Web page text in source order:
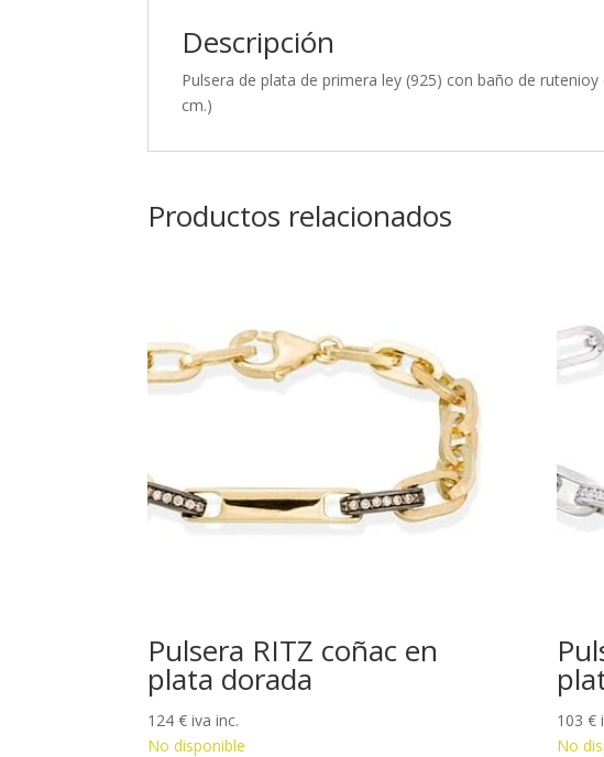
Descripción
Pulsera de plata de primera ley (925) con baño de
cm.)
Productos relacionados
Pulsera RITZ coñac en
plata dorada
124€ iva inc.
No disponible
103 €
No